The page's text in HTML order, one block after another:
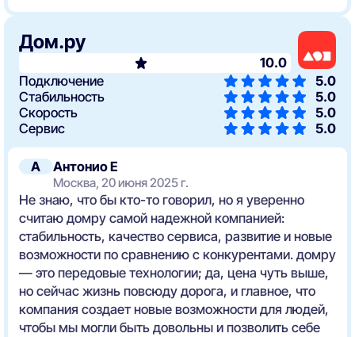
А Антонио Е
Москва, 20 июня 2025 г.
Не знаю, что бы кто-то говорил, но я уверенно
считаю домру самой надежной компанией:
стабильность, качество сервиса, развитие и новые
возможности по сравнению с конкурентами. домру
— это передовые технологии; да, цена чуть выше,
но сейчас жизнь повсюду дорога, и главное, что
компания создает новые возможности для людей,
чтобы мы могли быть довольны и позволить себе
Дом.ру
10.0
Подключение
5.0
Стабильность
5.0
Скорость
5.0
Сервис
5.0